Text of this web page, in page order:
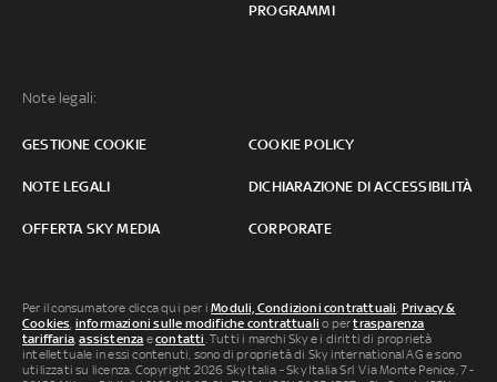
PROGRAMMI
Note legali:
GESTIONE COOKIE COOKIE POLICY
NOTE LEGALI DICHIARAZIONE DI ACCESSIBILITÀ
OFFERTA SKY MEDIA CORPORATE
Per il consumatore clicca qui per iModuli, Condizioni contrattuali, Privacy &
Cookies, informazioni sulle modifiche contrattuali o pertrasparenza
tariffaria,assistenza econtatti. Tutti i marchi Sky e i diritti di proprietà
intellettuale in essi contenuti, sono di proprietà di Sky international AG e sono
utilizzati su licenza. Copyright 2026 Sky Italia - Sky Italia Srl Via Monte Penice, 7 -